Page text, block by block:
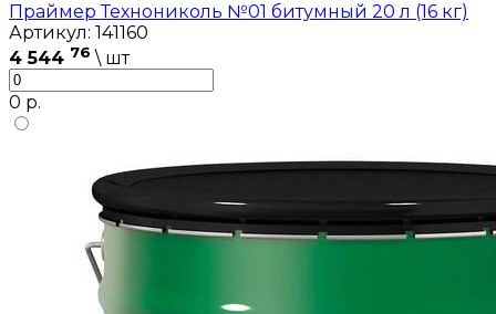
Праймер Технониколь №01 битумный 20 л (16 кг)
Артикул: 141160
4 544 76 \ шт
0 р.